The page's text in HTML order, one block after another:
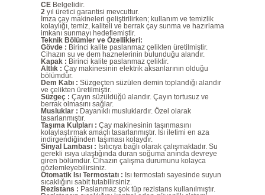
CE Belgelidir.
2 yıl üretici garantisi mevcuttur.
İmza çay makineleri geliştirilirken; kullanım ve temizlik
kolaylığı, temiz, kaliteli ve berrak çay sunma ve hazırlama
imkanı sunmayı hedeflemiştir.
Teknik Bölümler ve Özellikleri:
Gövde : Birinci kalite paslanmaz çelikten üretilmiştir.
Cihazın su ve dem haznelerinin bulunduğu alandır.
Kapak : Birinci kalite paslanmaz çeliktir.
Altlık : Çay makinesinin elektrik aksanlarının olduğu
bölümdür.
Dem Kabı : Süzgeçten süzülen demin toplandığı alandır
ve çelikten üretilmiştir.
Süzgeç : Çayın süzüldüğü alandır. Çayın tortusuz ve
berrak olmasını sağlar.
Musluklar : Dayanıklı musluklardır. Özel olarak
tasarlanmıştır.
Taşıma Kulpları : Çay makinesinin taşınmasını
kolaylaştırmak amaçlı tasarlanmıştır. Isı iletimi en aza
indirgendiğinden taşıması kolaydır.
Sinyal Lambası : Isıtıcıya bağlı olarak çalışmaktadır. Su
gerekli ısıya ulaştığında duran soğuma anında devreye
giren bölümdür. Cihazın çalışma durumunu kolayca
gözlemleyebilirsiniz.
Otomatik Isı Termostatı : Isı termostatı sayesinde suyun
sıcaklığını sabit tutabilirsiniz.
Rezistans : Paslanmaz şok tüp rezistans kullanılmıştır.